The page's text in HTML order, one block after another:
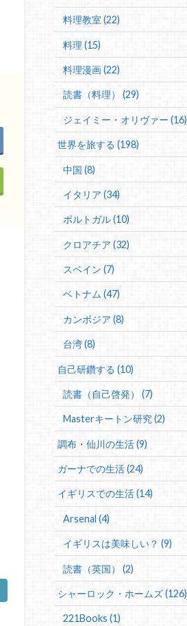
料理教室 (22)
料理 (15)
料理漫画 (22)
読書（料理） (29)
ジェイミー・オリヴァー (16)
世界を旅する (198)
中国 (8)
イタリア (34)
ポルトガル (10)
クロアチア (32)
スペイン (7)
ベトナム (47)
カンボジア (8)
台湾 (8)
自己研鑽する (10)
読書（自己啓発） (7)
Masterキートン研究 (2)
調布・仙川の生活 (9)
ガーナでの生活 (24)
イギリスでの生活 (14)
Arsenal (4)
イギリスは美味しい？ (9)
読書（英国） (2)
シャーロック・ホームズ (126)
221Books (1)